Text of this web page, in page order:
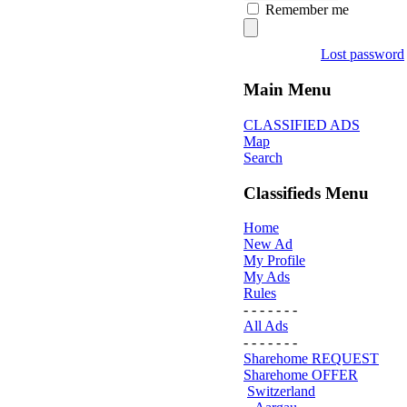
Remember me
Lost password
Main Menu
CLASSIFIED ADS
Map
Search
Classifieds Menu
Home
New Ad
My Profile
My Ads
Rules
- - - - - - -
All Ads
- - - - - - -
Sharehome REQUEST
Sharehome OFFER
Switzerland